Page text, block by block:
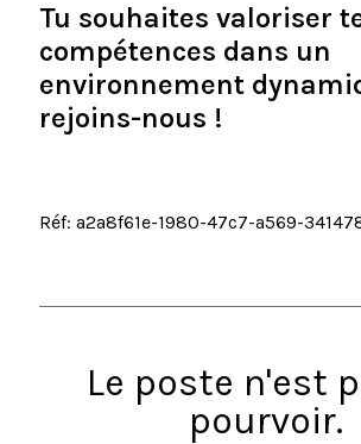
Tu souhaites valoriser
compétences dans un
environnement
rejoins-nous !
Réf: a2a8f61e-1980-47c7-a569-
Le poste n'est
pourvoir.